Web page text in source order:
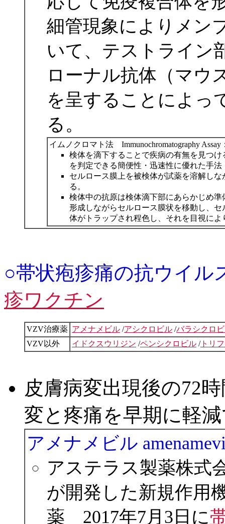
細管現象によりメン
いて、テストライン
ローナル抗体（マウ
を呈することによっ
る。
イムノクロマト法 Immunochromatography
検体を滴下することで疾病の有無を見つ
を判定できる簡便性・迅速性に優れた手法
セルロース膜上を被検体が試薬を溶解し
る。
検体中の抗原は検体滴下部にあらかじめ
形成しながらセルロース膜状を移動し、
体がトラップされ程色し、それを目視によ
○帯状疱疹痛の抗ウイル
疹ワクチン
VZV治療薬 アメナメビル /アシクロビル /バラシクロ
VZV以外
イドクスウリジン /ペンシクロビル /トリ
皮膚病変出現後の72
変と疼痛を早期に軽
アメナメビル
アステラス製薬株式
が開発した新規作用
薬 2017年7月3日に